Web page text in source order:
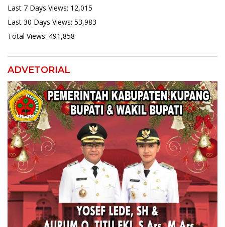
Last 7 Days Views: 12,015
Last 30 Days Views: 53,983
Total Views: 491,858
ADVETORIAL